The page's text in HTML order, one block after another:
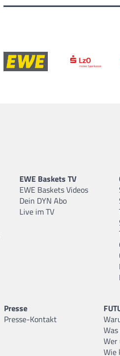
EWE Baskets TV
EWE Baskets Videos
Dein DYN Abo
Live im TV
Presse
Presse-Kontakt
Wie